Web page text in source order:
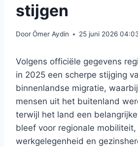
stijgen
DoorÖmer Aydin 25 juni 2026
Volgens officiële gegevens
in 2025 een scherpe stijging
binnenlandse migratie,
mensen uit het buitenland
terwijl het land een
bleef voor regionale
werkgelegenheid en